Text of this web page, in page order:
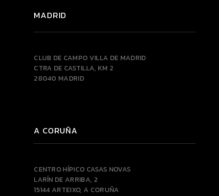
MADRID
CLUB DE CAMPO VILLA DE MADRID
CTRA DE CASTILLA, KM 2
28040 MADRID
A CORUÑA
CENTRO HÍPICO CASAS NOVAS
LARÍN DE ARRIBA, 2
15144 ARTEIXO, A CORUÑA